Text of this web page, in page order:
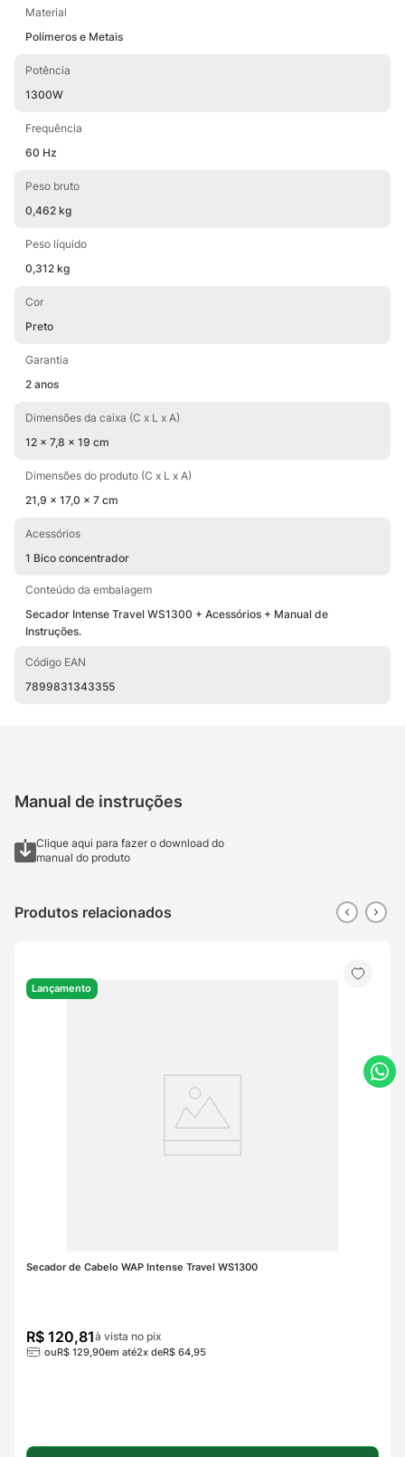
Material
Polímeros e Metais
Potência
1300W
Frequência
60 Hz
Peso bruto
0,462 kg
Peso líquido
0,312 kg
Cor
Preto
Garantia
2 anos
Dimensões da caixa (C x L x A)
12 x 7,8 x 19 cm
Dimensões do produto (C x L x A)
21,9 x 17,0 x 7 cm
Acessórios
1 Bico concentrador
Conteúdo da embalagem
Secador Intense Travel WS1300 + Acessórios + Manual de
Instruções.
Código EAN
7899831343355
Manual de instruções
Clique aqui para fazer o download do
manual do produto
Produtos relacionados
Lançamento
Secador de Cabelo WAP Intense Travel WS1300
R$ 120,81à vista no pix
ouR$ 129 90em até2x deR$ 64 95